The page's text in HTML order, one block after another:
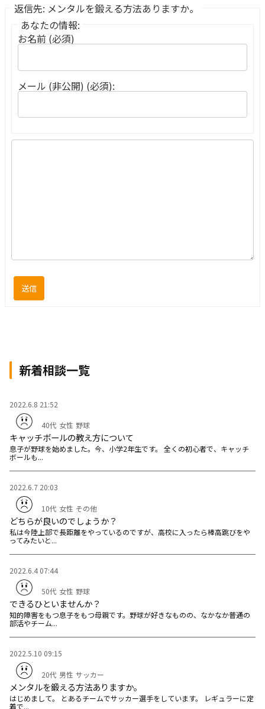
返信先: メンタルを鍛える方法ありますか。
あなたの情報:
お名前 (必須)
メール (非公開) (必須):
送信
新着相談一覧
2022.6.8 21:52
40代 女性 野球
キャッチボールの教え方について
息子が野球を始めました。今、小学2年生です。 全くの初心者で、キャッチ
ボールも...
2022.6.7 20:03
10代 女性 その他
どちらが良いのでしょうか？
私は今陸上部で長距離をやっているのですが、高校に入ったら棒高跳びをや
ってみたいと...
2022.6.4 07:44
50代 女性 野球
できるひといませんか？
知的障害をもつ息子をもつ母親です。野球が好きなものの、なかなか普通の
部活やチーム...
2022.5.10 09:15
20代 男性 サッカー
メンタルを鍛える方法ありますか。
はじめまして。 とあるチームでサッカー選手をしています。 レギュラーに定
着で...